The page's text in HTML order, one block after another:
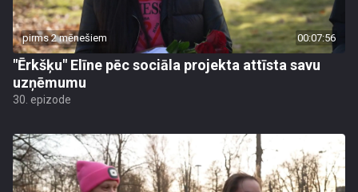
pirms 2 mēnešiem 00:07:56
"Ērkšķu" Elīne pēc sociāla projekta attīsta savu
uzņēmumu
30. epizode